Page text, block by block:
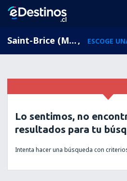
Saint-Brice (Mayenne), Pays de la Loire, Francia, ESCOGE
Lo sentimos, no
resultados para tu
Intenta hacer una búsqueda con